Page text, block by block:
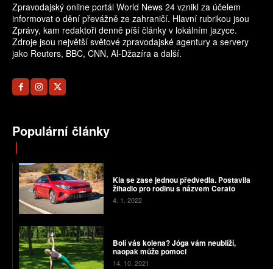
Zpravodajský online portál World News 24 vznikl za účelem
informovat o dění převážně ze zahraničí. Hlavní rubrikou jsou
Zprávy, kam redaktoři denně píší články v lokálním jazyce.
Zdroje jsou největší světové zpravodajské agentury a servery
jako Reuters, BBC, CNN, Al-Džazíra a další.
Populární články
Kia se zase jednou předvedla. Postavila
žihadlo pro rodinu s názvem Cerato
4. 1. 2022
Bolí vás kolena? Jóga vám neublíží,
naopak může pomoci
14. 10. 2021